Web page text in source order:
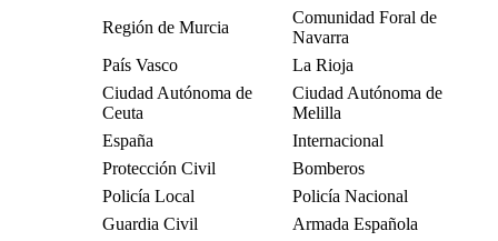
Región de Murcia
Comunidad Foral de
Navarra
País Vasco
La Rioja
Ciudad Autónoma de
Ceuta
Ciudad Autónoma de
Melilla
España
Internacional
Protección Civil
Bomberos
Policía Local
Policía Nacional
Guardia Civil
Armada Española